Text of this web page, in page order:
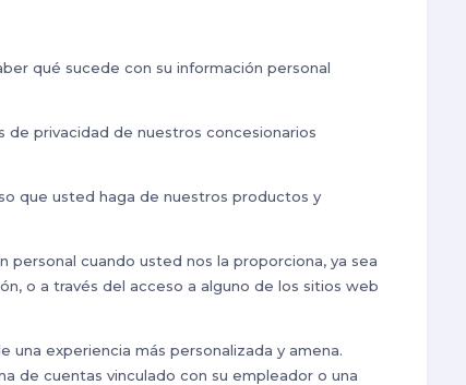
qué sucede con su información personal
de privacidad de nuestros concesionarios
que usted haga de nuestros productos y
personal cuando usted nos la proporciona, ya sea
o a través del acceso a alguno de los sitios web
experiencia más personalizada y amena.
de cuentas vinculado con su empleador o una